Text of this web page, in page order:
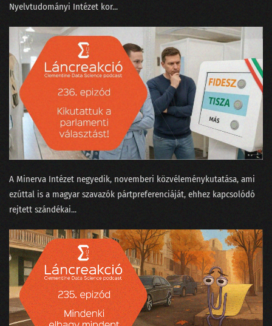
Nyelvtudományi Intézet kor...
A Minerva Intézet negyedik, novemberi közvéleménykutatása, ami
ezúttal is a magyar szavazók pártpreferenciáját, ehhez kapcsolódó
rejtett szándékai...